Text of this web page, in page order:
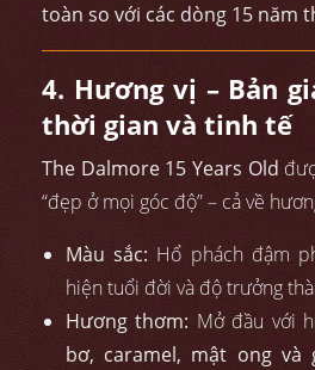
toàn so với các dòng 15 năm
4. Hương vị – Bản
thời gian và tinh tế
The Dalmore 15 Years Old
“đẹp ở mọi góc độ” – cả về
Màu sắc: Hổ phách đậm
hiện tuổi đời và độ trưởng
Hương thơm: Mở đầu với
bơ, caramel, mật ong và